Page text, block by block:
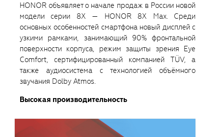
HONOR объявляет о начале продаж в России новой
модели серии 8X — HONOR 8X Max. Среди
основных особенностей смартфона новый дисплей с
узкими рамками, занимающий 90% фронтальной
поверхности корпуса, режим защиты зрения Eye
Comfort, сертифицированный компанией TÜV, а
также аудиосистема с технологией объёмного
звучания Dolby Atmos.
Высокая производительность